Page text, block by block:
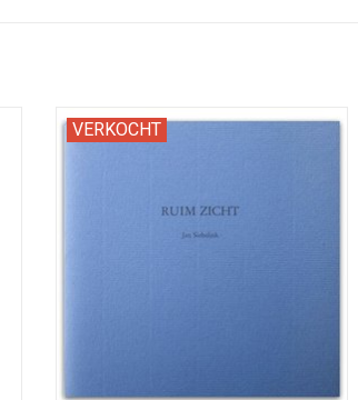
VERKOCHT
Geïllustreerd met reproductie van een
schilderij van Han Jansen.